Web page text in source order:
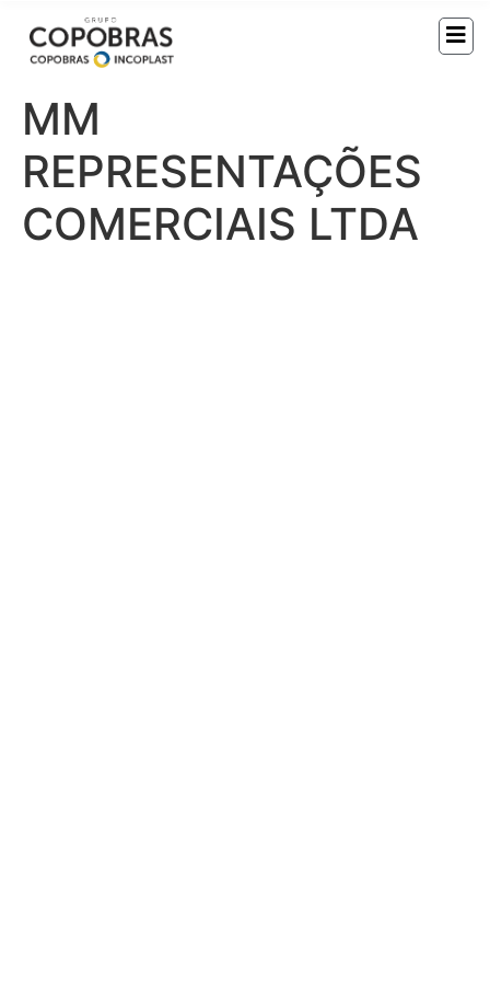
MM
REPRESENTAÇÕES
COMERCIAIS LTDA